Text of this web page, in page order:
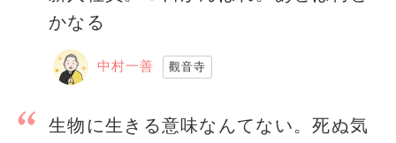
かなる
中村一善 觀音寺
生物に生きる意味なんてない。死ぬ気